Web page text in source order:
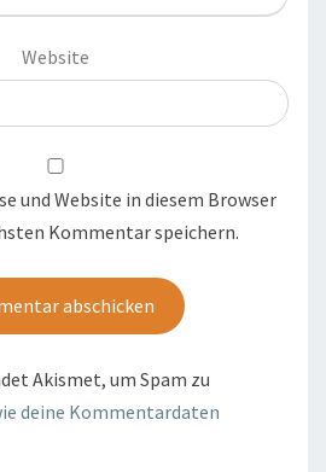
Website
und Website in diesem Browser
Kommentar speichern.
Akismet, um Spam zu
deine Kommentardaten